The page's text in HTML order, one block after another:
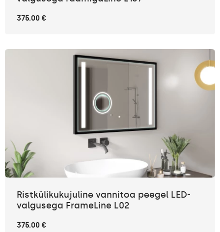
375.00 €
Ristkülikukujuline vannitoa peegel LED-
valgusega FrameLine L02
375.00 €